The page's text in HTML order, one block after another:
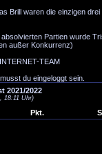
Brill waren die einzigen
Partien wurde
außer Konkurrenz)
TEAM
du eingeloggt sein.
2021/2022
18:11 Uhr)
Pkt.